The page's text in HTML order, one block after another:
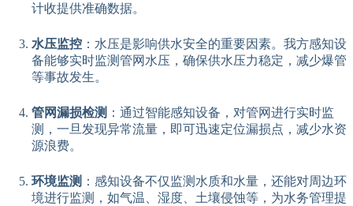
计收提供准确数据。
水压监控 ：水压是影响供水安全的重要因素。我方感知设
备能够实时监测管网水压，确保供水压力稳定，减少爆管
等事故发生。
管网漏损检测 ：通过智能感知设备，对管网进行实时监
测，一旦发现异常流量，即可迅速定位漏损点，减少水资
源浪费。
环境监测 ：感知设备不仅监测水质和水量，还能对周边环
境进行监测，如气温、湿度、土壤侵蚀等，为水务管理提